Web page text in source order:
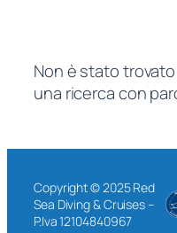
Non è stato
una ricerca con
Copyright © 2025 Red
Sea Diving & Cruises –
P.Iva 12104840967